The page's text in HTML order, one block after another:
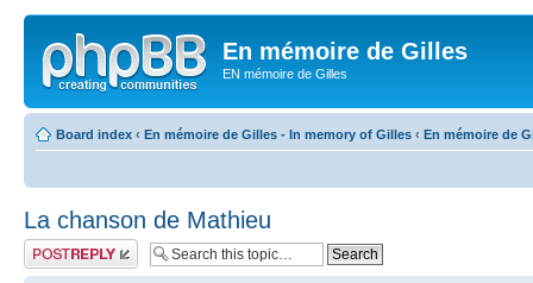
En mémoire de Gilles
EN mémoire de Gilles
Board index ‹ En mémoire de Gilles - In memory of Gilles ‹ En mémoire de
La chanson de Mathieu
Post a reply